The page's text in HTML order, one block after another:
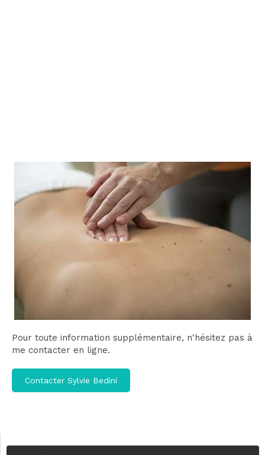
Pour toute information supplémentaire, n'hésitez pas à
me contacter en ligne.
Contacter Sylvie Bedini